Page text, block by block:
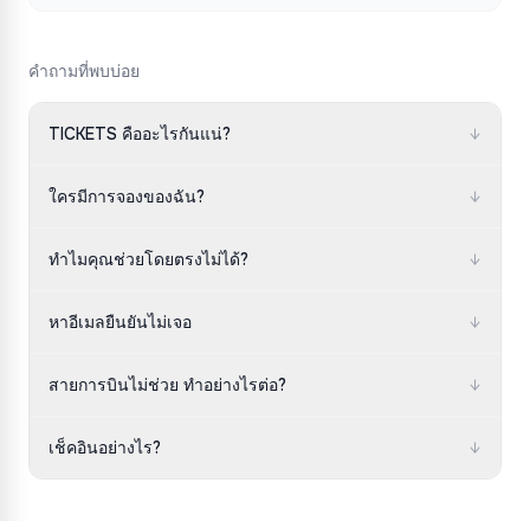
ถ้าสายการบินยกเลิก คุณยังสามารถเรียกร้องคืนเงินได้
เพิ่มสัมภาระ/ที่นั่ง
ใช้ "จัดการการจอง" ด้วย PNR ถูกกว่าที่สนามบิน
เปลี่ยนวันที่
💡 เว็บไซต์สายการบินมักถูกกว่าสำหรับบริการเสริม
คำถามที่พบบ่อย
TICKETS คืออะไรกันแน่?
↓
คุณไปเว็บไซต์ของพวกเขาเพื่อจอง
ใครมีการจองของฉัน?
↓
ทำไมคุณช่วยโดยตรงไม่ได้?
↓
เว็บไซต์เรา
หาอีเมลยืนยันไม่เจอ
↓
เรียกเก็บ
สายการบินไม่ช่วย ทำอย่างไรต่อ?
↓
เช็คอินอย่างไร?
↓